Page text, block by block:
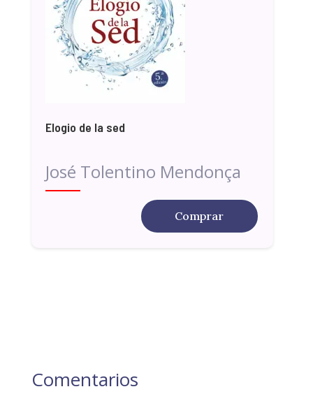
Elogio de la sed
José Tolentino Mendonça
Comprar
Comentarios